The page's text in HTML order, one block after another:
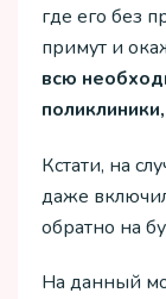
где его без
примут и
всю
Кстати, на
даже
обратно на
На данный